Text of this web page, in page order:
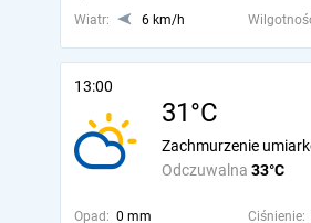
Wiatr:
6 km/h
13:00
31°C
Odczuwalna 33°C
Zachmurzenie
Opad: 0 mm Ciśnienie: